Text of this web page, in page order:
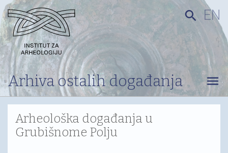
Arhiva ostalih događanja
search EN
menu
Arheološka događanja u
Grubišnome Polju